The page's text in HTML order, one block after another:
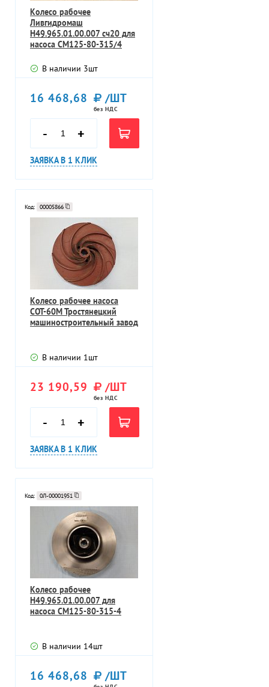
Колесо рабочее
Ливгидромаш
Н49.965.01.00.007 сч20 для
насоса СМ125-80-315/4
В наличии 3шт
16 468,68 /ШТ
без НДС
- +
ЗАЯВКА В 1 КЛИК
Код: 00005866
Колесо рабочее насоса
СОТ-60М Тростянецкий
машиностроительный завод
В наличии 1шт
23 190,59 /ШТ
без НДС
- +
ЗАЯВКА В 1 КЛИК
Код: 0Л-00001951
Колесо рабочее
Н49.965.01.00.007 для
насоса СМ125-80-315-4
В наличии 14шт
16 468,68 /ШТ